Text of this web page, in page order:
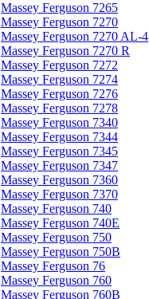
Massey Ferguson 7265
Massey Ferguson 7270
Massey Ferguson 7270 AL-4
Massey Ferguson 7270 R
Massey Ferguson 7272
Massey Ferguson 7274
Massey Ferguson 7276
Massey Ferguson 7278
Massey Ferguson 7340
Massey Ferguson 7344
Massey Ferguson 7345
Massey Ferguson 7347
Massey Ferguson 7360
Massey Ferguson 7370
Massey Ferguson 740
Massey Ferguson 740E
Massey Ferguson 750
Massey Ferguson 750B
Massey Ferguson 76
Massey Ferguson 760
Massey Ferguson 760B